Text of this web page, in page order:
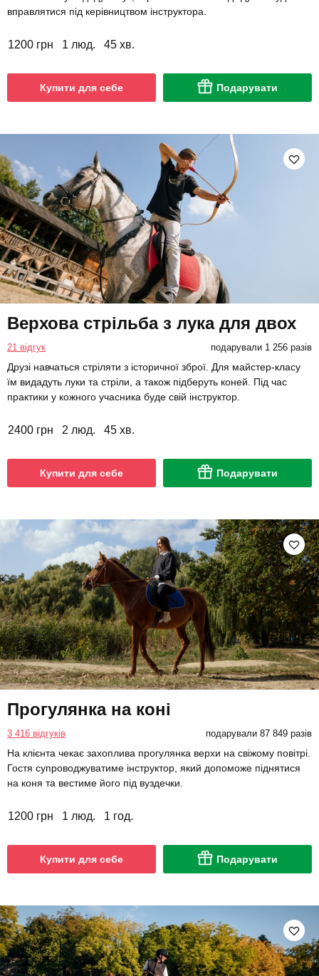
вправлятися під керівництвом інструктора.
1200 грн 1 люд. 45 хв.
Купити для себе Подарувати
Верхова стрільба з лука для двох
21 відгук подарували 1 256 разів
Друзі навчаться стріляти з історичної зброї. Для майстер-класу
їм видадуть луки та стріли, а також підберуть коней. Під час
практики у кожного учасника буде свій інструктор.
2400 грн 2 люд. 45 хв.
Купити для себе Подарувати
Прогулянка на коні
3 416 відгуків подарували 87 849 разів
На клієнта чекає захоплива прогулянка верхи на свіжому повітрі.
Гостя супроводжуватиме інструктор, який допоможе піднятися
на коня та вестиме його під вуздечки.
1200 грн 1 люд. 1 год.
Купити для себе Подарувати